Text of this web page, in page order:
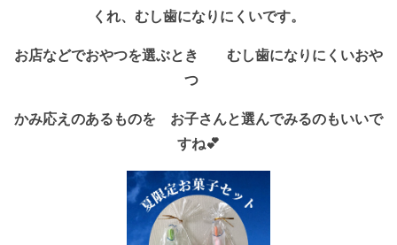
くれ、むし歯になりにくいです。
お店などでおやつを選ぶとき むし歯になりにくいおや
つ
かみ応えのあるものを お子さんと選んでみるのもいいで
すね💕